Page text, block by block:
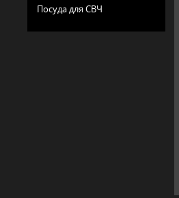
Посуда для СВЧ